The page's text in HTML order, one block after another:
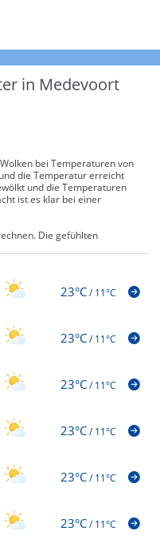
in Medevoort
bei Temperaturen von
die Temperatur erreicht
und die Temperaturen
ist es klar bei einer
Die gefühlten
23°C/11°C
23°C/11°C
23°C/11°C
23°C/11°C
23°C/11°C
23°C/11°C